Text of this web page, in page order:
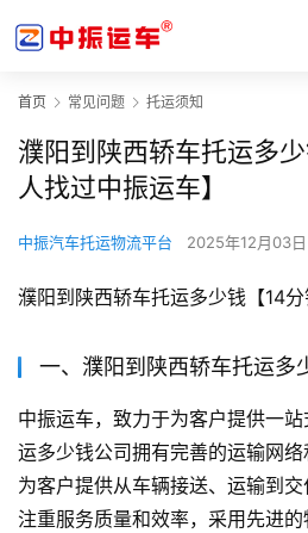
首页 常见问题 托运须知
濮阳到陕西轿车托运多
人找过中振运车】
中振汽车托运物流平台 2025年12月03日
濮阳到陕西轿车托运多少钱【14分
一、濮阳到陕西轿车托运多
中振运车，致力于为客户提供一
运多少钱公司拥有完善的运输网
为客户提供从车辆接送、运输到
注重服务质量和效率，采用先进